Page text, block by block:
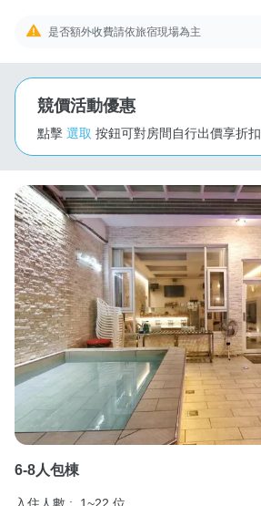
是否額外收費請依旅宿現場為主
競價活動優惠
點擊 選取 按鈕可對房間自行出價享折扣
6-8人包棟
入住人數 :
1~22 位